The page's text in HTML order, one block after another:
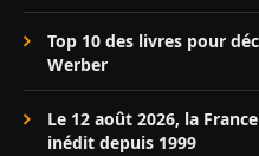
Top 10 des livres pour
Werber
Le 12 août 2026, la
inédit depuis 1999